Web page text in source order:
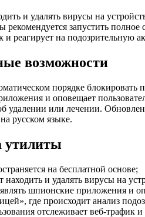
и удалять вирусы на
рекомендуется запустить
и реагирует на подозрительную
возможности
порядке
и оповещает
удалении или лечении.
русском языке.
утилиты
на бесплатной основе;
находить и удалять вирусы на
шпионские приложения и
где происходит анализ
отслеживает веб-трафик